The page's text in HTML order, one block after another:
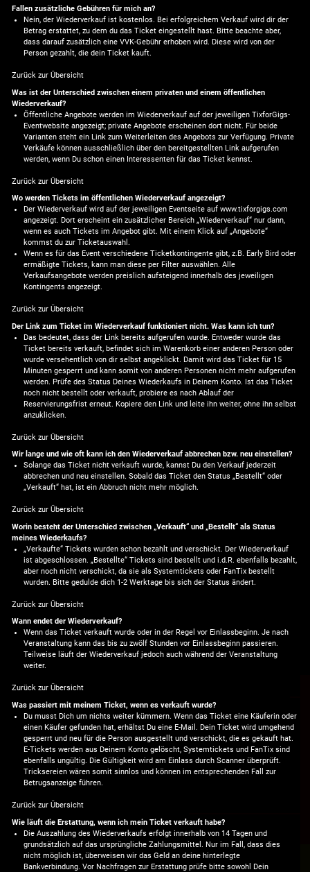
Fallen zusätzliche Gebühren für mich an?
Nein, der Wiederverkauf ist kostenlos. Bei erfolgreichem Verkauf wird dir der
Betrag erstattet, zu dem du das Ticket eingestellt hast. Bitte beachte aber,
dass darauf zusätzlich eine VVK-Gebühr erhoben wird. Diese wird von der
Person gezahlt, die dein Ticket kauft.
Zurück zur Übersicht
Was ist der Unterschied zwischen einem privaten und einem öffentlichen
Wiederverkauf?
Öffentliche Angebote werden im Wiederverkauf auf der jeweiligen TixforGigs-
Eventwebsite angezeigt; private Angebote erscheinen dort nicht. Für beide
Varianten steht ein Link zum Weiterleiten des Angebots zur Verfügung. Private
Verkäufe können ausschließlich über den bereitgestellten Link aufgerufen
werden, wenn Du schon einen Interessenten für das Ticket kennst.
Zurück zur Übersicht
Wo werden Tickets im öffentlichen Wiederverkauf angezeigt?
Der Wiederverkauf wird auf der jeweiligen Eventseite auf www.tixforgigs.com
angezeigt. Dort erscheint ein zusätzlicher Bereich „Wiederverkauf“ nur dann,
wenn es auch Tickets im Angebot gibt. Mit einem Klick auf „Angebote“
kommst du zur Ticketauswahl.
Wenn es für das Event verschiedene Ticketkontingente gibt, z.B. Early Bird oder
ermäßigte Tickets, kann man diese per Filter auswählen. Alle
Verkaufsangebote werden preislich aufsteigend innerhalb des jeweiligen
Kontingents angezeigt.
Zurück zur Übersicht
Der Link zum Ticket im Wiederverkauf funktioniert nicht. Was kann ich tun?
Das bedeutet, dass der Link bereits aufgerufen wurde. Entweder wurde das
Ticket bereits verkauft, befindet sich im Warenkorb einer anderen Person oder
wurde versehentlich von dir selbst angeklickt. Damit wird das Ticket für 15
Minuten gesperrt und kann somit von anderen Personen nicht mehr aufgerufen
werden. Prüfe des Status Deines Wiederkaufs in Deinem Konto. Ist das Ticket
noch nicht bestellt oder verkauft, probiere es nach Ablauf der
Reservierungsfrist erneut. Kopiere den Link und leite ihn weiter, ohne ihn selbst
anzuklicken.
Zurück zur Übersicht
Wir lange und wie oft kann ich den Wiederverkauf abbrechen bzw. neu einstellen?
Solange das Ticket nicht verkauft wurde, kannst Du den Verkauf jederzeit
abbrechen und neu einstellen. Sobald das Ticket den Status „Bestellt“ oder
„Verkauft“ hat, ist ein Abbruch nicht mehr möglich.
Zurück zur Übersicht
Worin besteht der Unterschied zwischen „Verkauft“ und „Bestellt“ als Status
meines Wiederkaufs?
„Verkaufte“ Tickets wurden schon bezahlt und verschickt. Der Wiederverkauf
ist abgeschlossen. „Bestellte“ Tickets sind bestellt und i.d.R. ebenfalls bezahlt,
aber noch nicht verschickt, da sie als Systemtickets oder FanTix bestellt
wurden. Bitte gedulde dich 1-2 Werktage bis sich der Status ändert.
Zurück zur Übersicht
Wann endet der Wiederverkauf?
Wenn das Ticket verkauft wurde oder in der Regel vor Einlassbeginn. Je nach
Veranstaltung kann das bis zu zwölf Stunden vor Einlassbeginn passieren.
Teilweise läuft der Wiederverkauf jedoch auch während der Veranstaltung
weiter.
Zurück zur Übersicht
Was passiert mit meinem Ticket, wenn es verkauft wurde?
Du musst Dich um nichts weiter kümmern. Wenn das Ticket eine Käuferin oder
einen Käufer gefunden hat, erhältst Du eine E-Mail. Dein Ticket wird umgehend
gesperrt und neu für die Person ausgestellt und verschickt, die es gekauft hat.
E-Tickets werden aus Deinem Konto gelöscht, Systemtickets und FanTix sind
ebenfalls ungültig. Die Gültigkeit wird am Einlass durch Scanner überprüft.
Tricksereien wären somit sinnlos und können im entsprechenden Fall zur
Betrugsanzeige führen.
Zurück zur Übersicht
Wie läuft die Erstattung, wenn ich mein Ticket verkauft habe?
Die Auszahlung des Wiederverkaufs erfolgt innerhalb von 14 Tagen und
grundsätzlich auf das ursprüngliche Zahlungsmittel. Nur im Fall, dass dies
nicht möglich ist, überweisen wir das Geld an deine hinterlegte
Bankverbindung. Vor Nachfragen zur Erstattung prüfe bitte sowohl Dein